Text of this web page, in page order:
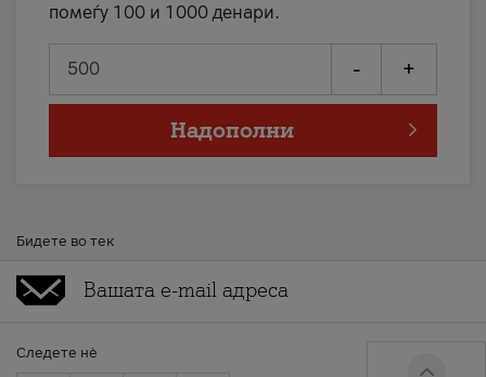
помеѓу 100 и 1000 денари.
- +
Надополни
Бидете во тек
Следете нè